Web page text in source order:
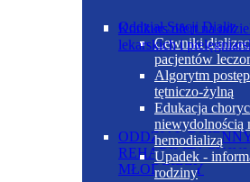
ODDZIAŁ
MŁODZIEŻY
Oddział Stacji Dializ
Cewniki
pacjentów
Algorytm
tętniczo-żylną
Edukacja
niewydolnością
hemodializą
Upadek -
rodziny
Konkurs ofert na
lekarskich i